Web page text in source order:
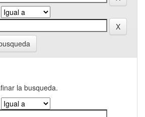
la busqueda.